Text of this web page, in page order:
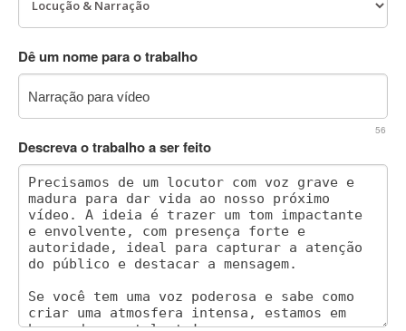
Dê um nome para o trabalho
56
Descreva o trabalho a ser feito